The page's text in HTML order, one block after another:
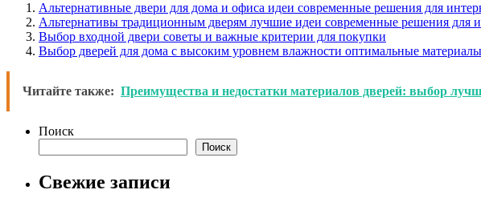
Альтернативные двери для дома и офиса идеи современные решения для
Альтернативы традиционным дверям лучшие идеи современные решения для
Выбор входной двери советы и важные критерии для покупки
Выбор дверей для дома с высоким уровнем влажности оптимальные
Читайте также: Преимущества и недостатки материалов дверей: выбор
Поиск
Поиск
Свежие записи